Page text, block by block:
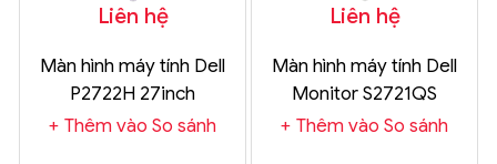
Liên hệ
Màn hình máy tính Dell
P2722H 27inch
Thêm vào So sánh
Liên hệ
Màn hình máy tính Dell
Monitor S2721QS
Thêm vào So sánh